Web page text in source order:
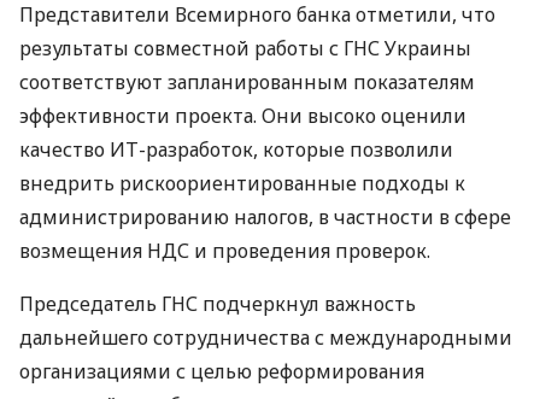
Представители Всемирного банка отметили, что
результаты совместной работы с ГНС Украины
соответствуют запланированным показателям
эффективности проекта. Они высоко оценили
качество ИТ-разработок, которые позволили
внедрить рискоориентированные подходы к
администрированию налогов, в частности в сфере
возмещения НДС и проведения проверок.
Председатель ГНС подчеркнул важность
дальнейшего сотрудничества с международными
организациями с целью реформирования